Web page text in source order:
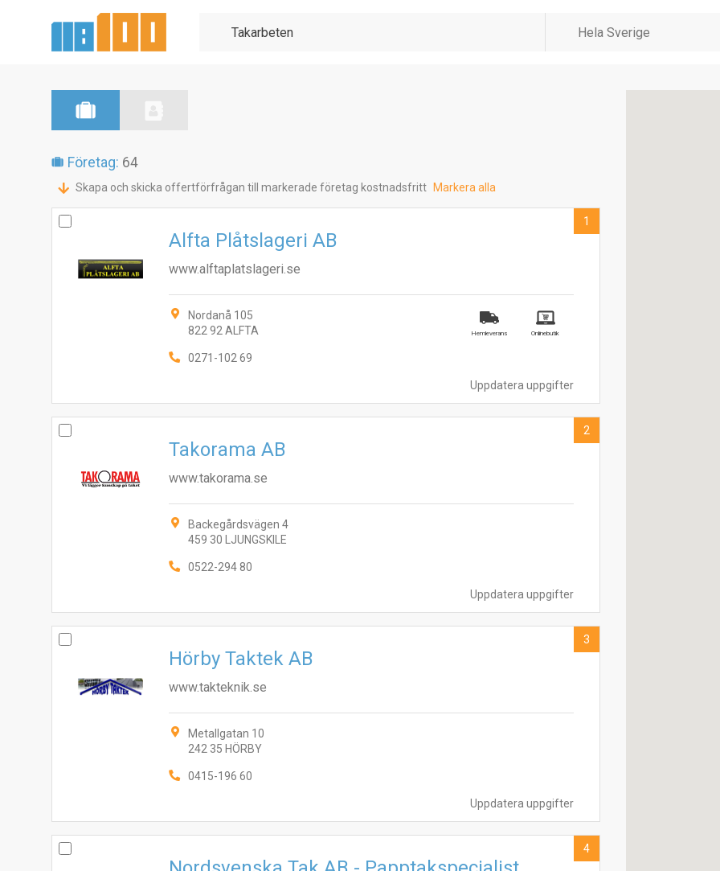
Företag: 64
Skapa och skicka offertförfrågan till markerade företag kostnadsfritt Markera alla
Uppdatera uppgifter
Alfta Plåtslageri AB
www.alftaplatslageri.se
Nordanå 105
822 92 ALFTA
0271-102 69
Hemleverans Onlinebutik
1
Uppdatera uppgifter
Takorama AB
www.takorama.se
Backegårdsvägen 4
459 30 LJUNGSKILE
0522-294 80
2
Uppdatera uppgifter
Hörby Taktek AB
www.takteknik.se
Metallgatan 10
242 35 HÖRBY
0415-196 60
3
4